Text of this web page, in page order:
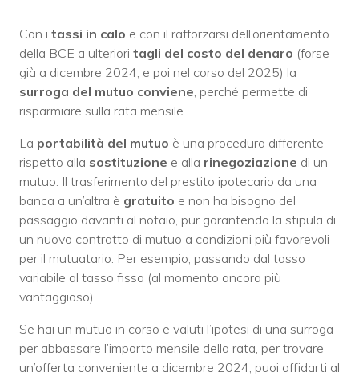
Con i tassi in calo e con il rafforzarsi dell’orientamento
della BCE a ulteriori tagli del costo del denaro (forse
già a dicembre 2024, e poi nel corso del 2025) la
surroga del mutuo conviene, perché permette di
risparmiare sulla rata mensile.
La portabilità del mutuo è una procedura differente
rispetto alla sostituzione e alla rinegoziazione di un
mutuo. Il trasferimento del prestito ipotecario da una
banca a un’altra è gratuito e non ha bisogno del
passaggio davanti al notaio, pur garantendo la stipula di
un nuovo contratto di mutuo a condizioni più favorevoli
per il mutuatario. Per esempio, passando dal tasso
variabile al tasso fisso (al momento ancora più
vantaggioso).
Se hai un mutuo in corso e valuti l’ipotesi di una surroga
per abbassare l’importo mensile della rata, per trovare
un’offerta conveniente a dicembre 2024, puoi affidarti al